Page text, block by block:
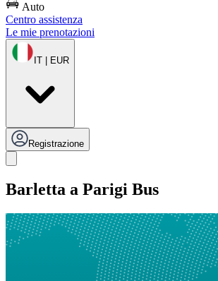
Auto
Centro assistenza
Le mie prenotazioni
IT | EUR
Registrazione
Barletta a Parigi Bus